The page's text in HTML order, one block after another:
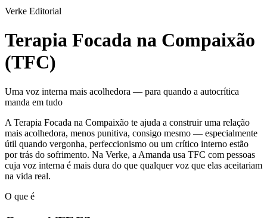
Verke Editorial
Terapia Focada na Compaixão
(TFC)
Uma voz interna mais acolhedora — para quando a autocrítica
manda em tudo
A Terapia Focada na Compaixão te ajuda a construir uma relação
mais acolhedora, menos punitiva, consigo mesmo — especialmente
útil quando vergonha, perfeccionismo ou um crítico interno estão
por trás do sofrimento. Na Verke, a Amanda usa TFC com pessoas
cuja voz interna é mais dura do que qualquer voz que elas aceitariam
na vida real.
O que é